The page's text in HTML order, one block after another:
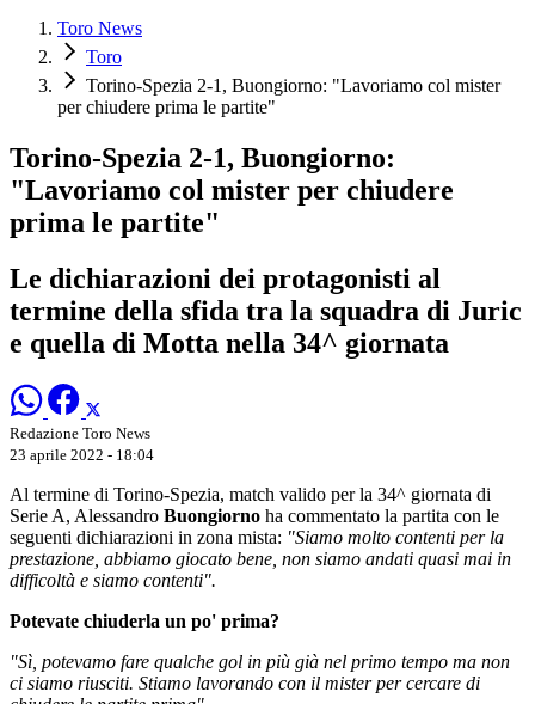
Toro News
Toro
Torino-Spezia 2-1, Buongiorno: "Lavoriamo col mister
per chiudere prima le partite"
Torino-Spezia 2-1, Buongiorno:
"Lavoriamo col mister per chiudere
prima le partite"
Le dichiarazioni dei protagonisti al
termine della sfida tra la squadra di Juric
e quella di Motta nella 34^ giornata
Redazione Toro News
23 aprile 2022 - 18:04
Al termine di Torino-Spezia, match valido per la 34^ giornata di
Serie A, Alessandro Buongiorno ha commentato la partita con le
seguenti dichiarazioni in zona mista: "Siamo molto contenti per la
prestazione, abbiamo giocato bene, non siamo andati quasi mai in
difficoltà e siamo contenti".
Potevate chiuderla un po' prima?
"Sì, potevamo fare qualche gol in più già nel primo tempo ma non
ci siamo riusciti. Stiamo lavorando con il mister per cercare di